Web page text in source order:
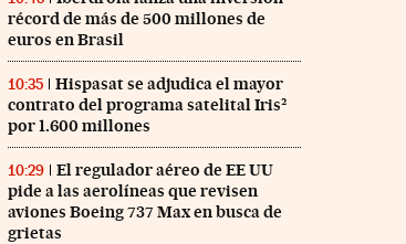
récord de más de 500 millones de
euros en Brasil
10:35
Hispasat se adjudica el mayor
contrato del programa satelital Iris²
por 1.600 millones
10:29
El regulador aéreo de EE UU
pide a las aerolíneas que revisen
aviones Boeing 737 Max en busca de
grietas